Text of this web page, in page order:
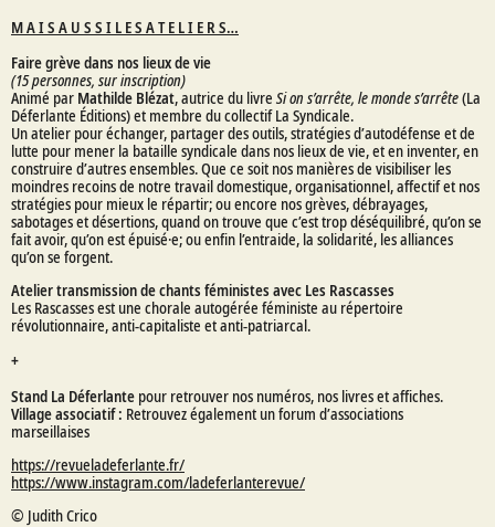
M A I S A U S S I L E S A T E L I E R S…
Faire grève dans nos lieux de vie
(15 personnes, sur inscription)
Animé par Mathilde Blézat, autrice du livre Si on s’arrête, le monde s’arrête(La
Déferlante Éditions) et membre du collectif La Syndicale.
Un atelier pour échanger, partager des outils, stratégies d’autodéfense et de
lutte pour mener la bataille syndicale dans nos lieux de vie, et en inventer, en
construire d’autres ensembles. Que ce soit nos manières de visibiliser les
moindres recoins de notre travail domestique, organisationnel, affectif et nos
stratégies pour mieux le répartir; ou encore nos grèves, débrayages,
sabotages et désertions, quand on trouve que c’est trop déséquilibré, qu’on se
fait avoir, qu’on est épuisé·e; ou enfin l’entraide, la solidarité, les alliances
qu’on se forgent.
Atelier transmission de chants féministes avec Les Rascasses
Les Rascasses est une chorale autogérée féministe au répertoire
révolutionnaire, anti-capitaliste et anti-patriarcal.
+
Stand La Déferlante pour retrouver nos numéros, nos livres et affiches.
Village associatif : Retrouvez également un forum d’associations
marseillaises
https://revueladeferlante.fr/
https://www.instagram.com/ladeferlanterevue/
© Judith Crico